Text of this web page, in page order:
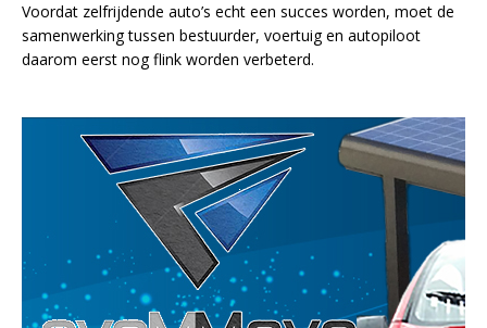
Voordat zelfrijdende auto’s echt een succes worden, moet de
samenwerking tussen bestuurder, voertuig en autopiloot
daarom eerst nog flink worden verbeterd.